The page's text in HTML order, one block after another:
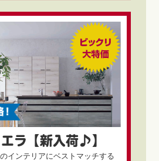
ラ【新入荷♪】
インテリアにベストマッチする